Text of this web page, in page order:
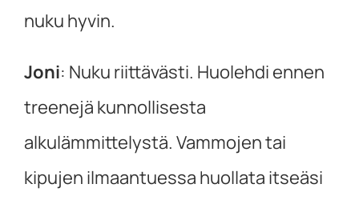
nuku hyvin.
Joni: Nuku riittävästi. Huolehdi ennen
treenejä kunnollisesta
alkulämmittelystä. Vammojen tai
kipujen ilmaantuessa huollata itseäsi